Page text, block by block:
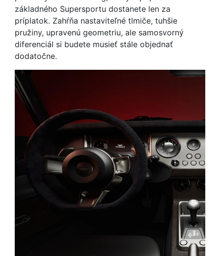
základného Supersportu dostanete len za
príplatok. Zahŕňa nastaviteľné tlmiče, tuhšie
pružiny, upravenú geometriu, ale samosvorný
diferenciál si budete musieť stále objednať
dodatočne.